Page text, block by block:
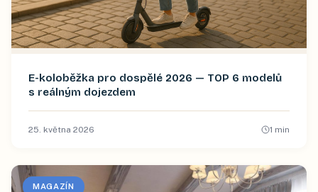
E-koloběžka pro dospělé 2026 — TOP 6 modelů
s reálným dojezdem
25. května 2026 1 min
MAGAZÍN